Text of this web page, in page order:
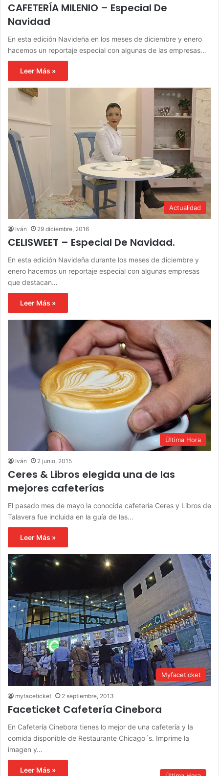
CAFETERÍA MILENIO – Especial De
Navidad
En esta edición Navideña en los meses de diciembre y enero
hacemos un reportaje especial con algunas de las empresas…
Leer Más »
Actualidad
Iván 29 diciembre, 2016
CELISWEET – Especial De Navidad.
En esta edición Navideña durante los meses de diciembre y
enero hacemos un reportaje especial con algunas empresas
que destacan…
Leer Más »
Última Hora
Iván 2 junio, 2015
Ceres & Libros elegida una de las
mejores cafeterías
El pasado mes de mayo la conocida cafetería Ceres y Libros de
Talavera fue incluida en la guía de las…
Leer Más »
Myfaceticket
myfaceticket 2 septiembre, 2013
Faceticket Cafetería Cinebora
En Cafetería Cinebora tienes lo mejor de una cafetería y la
comida disponible de Restaurante Chicago´s. Imprime la
imagen y…
Leer Más »